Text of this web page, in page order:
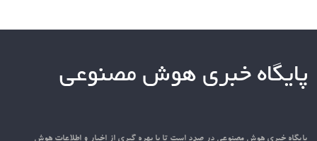
پایگاه خبری هوش مصنوعی